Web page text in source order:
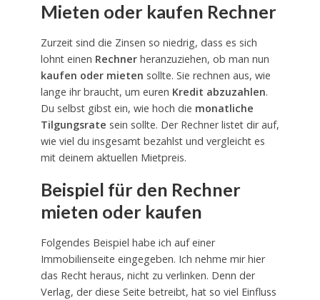
Mieten oder kaufen Rechner
Zurzeit sind die Zinsen so niedrig, dass es sich
lohnt einen Rechnerheranzuziehen, ob man nun
kaufen oder mieten sollte. Sie rechnen aus, wie
lange ihr braucht, um euren Kredit abzuzahlen.
Du selbst gibst ein, wie hoch die monatliche
Tilgungsrate sein sollte. Der Rechner listet dir auf,
wie viel du insgesamt bezahlst und vergleicht es
mit deinem aktuellen Mietpreis.
Beispiel für den Rechner
mieten oder kaufen
Folgendes Beispiel habe ich auf einer
Immobilienseite eingegeben. Ich nehme mir hier
das Recht heraus, nicht zu verlinken. Denn der
Verlag, der diese Seite betreibt, hat so viel Einfluss